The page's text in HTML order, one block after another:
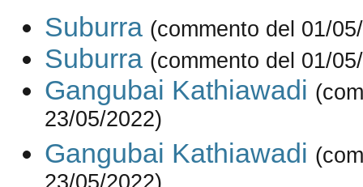
Suburra (commento del 01/
Suburra (commento del 01/
Gangubai Kathiawadi
23/05/2022)
Gangubai Kathiawadi